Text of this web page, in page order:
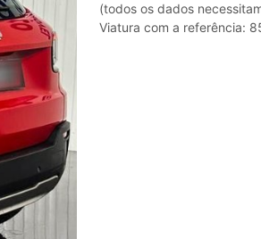
(todos os dados
Viatura com a referência: